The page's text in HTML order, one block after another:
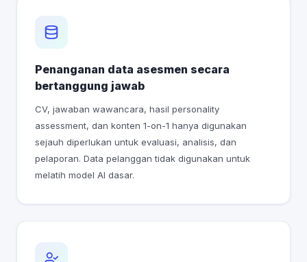
Penanganan data asesmen secara
bertanggung jawab
CV, jawaban wawancara, hasil personality
assessment, dan konten 1-on-1 hanya digunakan
sejauh diperlukan untuk evaluasi, analisis, dan
pelaporan. Data pelanggan tidak digunakan untuk
melatih model AI dasar.